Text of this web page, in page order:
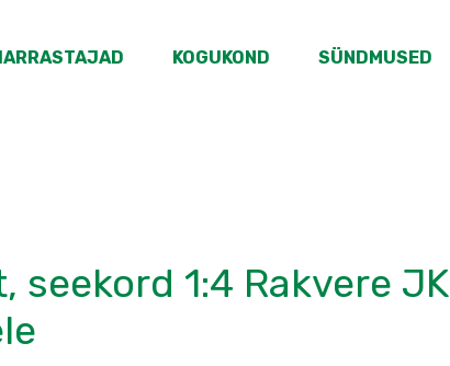
KOGUKOND SÜNDMUSED
seekord 1:4 Rakvere JK